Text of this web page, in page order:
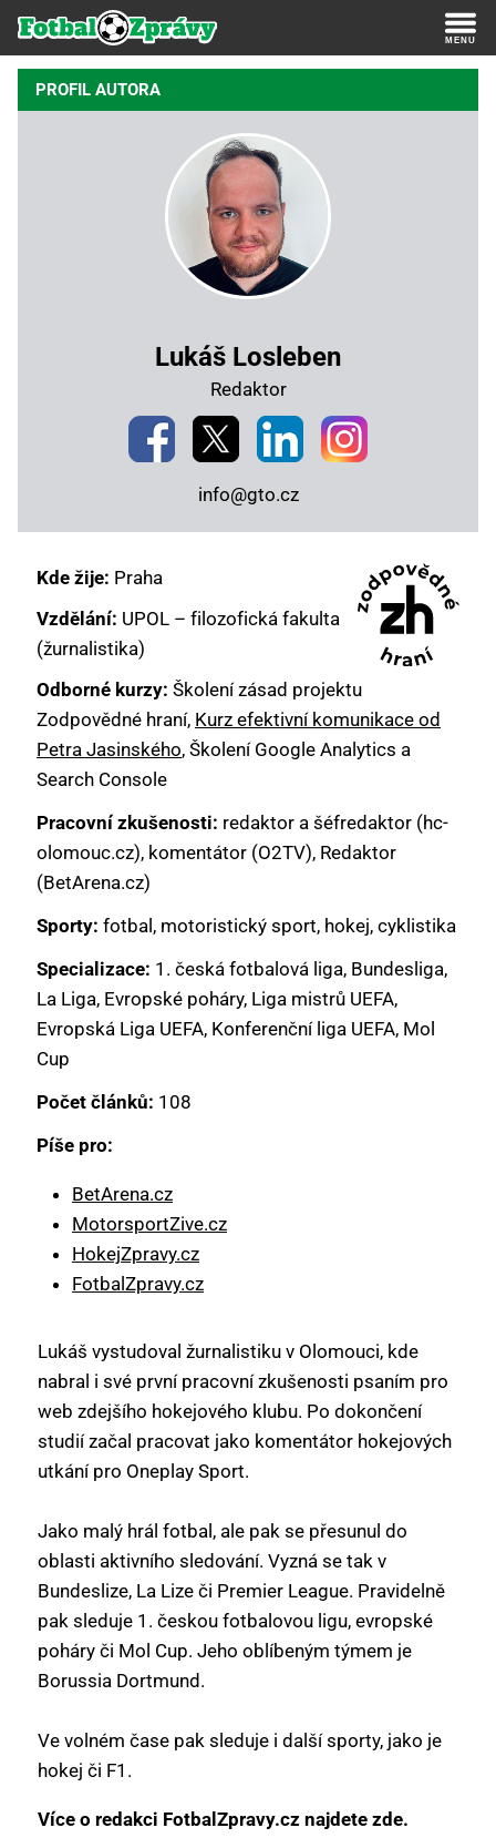
PROFIL AUTORA
Lukáš Losleben
Redaktor
info@gto.cz
Kde žije: Praha
Vzdělání: UPOL – filozofická fakulta
(žurnalistika)
Odborné kurzy: Školení zásad projektu
Zodpovědné hraní, Kurz efektivní komunikace od
Petra Jasinského, Školení Google Analytics a
Search Console
Pracovní zkušenosti: redaktor a šéfredaktor (hc-
olomouc.cz), komentátor (O2TV), Redaktor
(BetArena.cz)
Sporty: fotbal, motoristický sport, hokej, cyklistika
Specializace: 1. česká fotbalová liga, Bundesliga,
La Liga, Evropské poháry, Liga mistrů UEFA,
Evropská Liga UEFA, Konferenční liga UEFA, Mol
Cup
Počet článků: 108
Píše pro:
BetArena.cz
MotorsportZive.cz
HokejZpravy.cz
FotbalZpravy.cz
Lukáš vystudoval žurnalistiku v Olomouci, kde
nabral i své první pracovní zkušenosti psaním pro
web zdejšího hokejového klubu. Po dokončení
studií začal pracovat jako komentátor hokejových
utkání pro Oneplay Sport.
Jako malý hrál fotbal, ale pak se přesunul do
oblasti aktivního sledování. Vyzná se tak v
Bundeslize, La Lize či Premier League. Pravidelně
pak sleduje 1. českou fotbalovou ligu, evropské
poháry či Mol Cup. Jeho oblíbeným týmem je
Borussia Dortmund.
Ve volném čase pak sleduje i další sporty, jako je
hokej či F1.
Více o redakci FotbalZpravy.cz najdete zde.